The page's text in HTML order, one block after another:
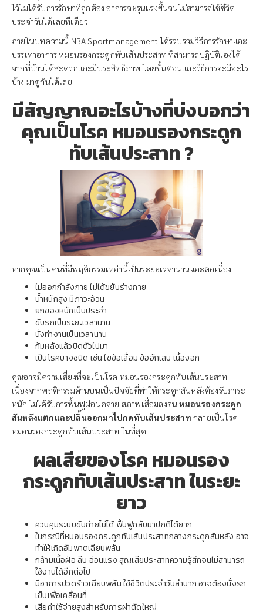
ไว้ไม่ได้รับการรักษาที่ถูกต้อง อาการจะรุนแรงขึ้นจนไม่สามารถใช้ชีวิต
ประจำวันได้เลยทีเดียว
ภายในบทความนี้ NBA Sportmanagement ได้รวบรวมวิธีการรักษาและ
บรรเทาอาการ หมอนรองกระดูกทับเส้นประสาท ที่สามารถปฏิบัติเองได้
จากที่บ้านได้สะดวกและมีประสิทธิภาพ โดยขั้นตอนและวิธีการจะมีอะไร
บ้าง มาดูกันได้เลย
มีสัญญาณอะไรบ้างที่บ่งบอกว่า
คุณเป็นโรค หมอนรองกระดูก
ทับเส้นประสาท ?
หากคุณเป็นคนที่มีพฤติกรรมเหล่านี้เป็นระยะเวลานานและต่อเนื่อง
ไม่ออกกำลังกาย ไม่ได้ขยับร่างกาย
น้ำหนักสูง มีภาวะอ้วน
ยกของหนักเป็นประจำ
ขับรถเป็นระยะเวลานาน
นั่งทำงานเป็นเวลานาน
ก้มหลังแล้วบิดตัวไปมา
เป็นโรคบางชนิด เช่น ไขข้อเสื่อม ข้ออักเสบ เนื้องอก
คุณอาจมีความเสี่ยงที่จะเป็นโรค หมอนรองกระดูกทับเส้นประสาท
เนื่องจากพฤติกรรมด้านบนเป็นปัจจัยที่ทำให้กระดูกสันหลังต้องรับภาระ
หนัก ไม่ได้รับการฟื้นฟูผ่อนคลาย สภาพเสื่อมลงจนหมอนรองกระดูก
สันหลังแตกและปลิ้นออกมาไปกดทับเส้นประสาทกลายเป็นโรค
หมอนรองกระดูกทับเส้นประสาท ในที่สุด
ผลเสียของโรค หมอนรอง
กระดูกทับเส้นประสาท ในระยะ
ยาว
ควบคุมระบบขับถ่ายไม่ได้ ฟื้นฟูกลับมาปกติได้ยาก
ในกรณีที่หมอนรองกระดูกทับเส้นประสาทกลางกระดูกสันหลัง อาจ
ทำให้เกิดอัมพาตเฉียบพลัน
กล้ามเนื้อฝ่อ ลีบ อ่อนแรง สูญเสียประสาทความรู้สึกจนไม่สามารถ
ใช้งานได้อีกต่อไป
มีอาการปวดร้าวเฉียบพลัน ใช้ชีวิตประจำวันลำบาก อาจต้องนั่งรถ
เข็นเพื่อเคลื่อนที่
เสียค่าใช้จ่ายสูงสำหรับการผ่าตัดใหญ่